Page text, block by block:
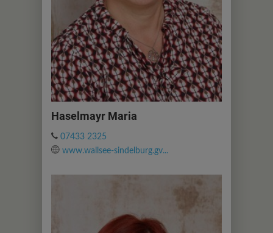
Haselmayr Maria
07433 2325
www.wallsee-sindelburg.gv...